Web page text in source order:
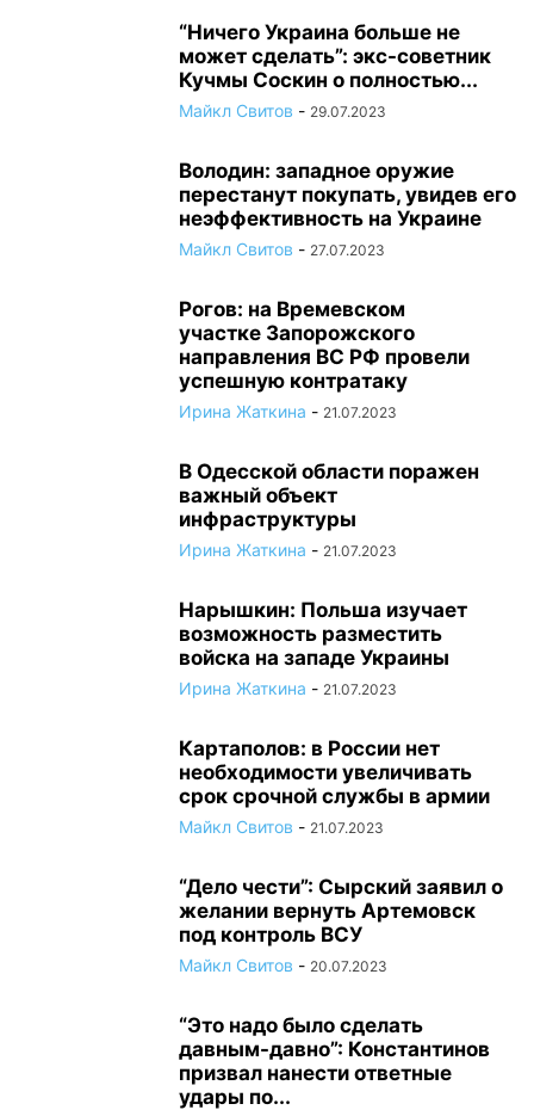
“Ничего Украина больше не
может сделать”: экс-советник
Кучмы Соскин о полностью...
Майкл Свитов - 29.07.2023
Володин: западное оружие
перестанут покупать, увидев его
неэффективность на Украине
Майкл Свитов - 27.07.2023
Рогов: на Времевском
участке Запорожского
направления ВС РФ провели
успешную контратаку
Ирина Жаткина - 21.07.2023
В Одесской области поражен
важный объект
инфраструктуры
Ирина Жаткина - 21.07.2023
Нарышкин: Польша изучает
возможность разместить
войска на западе Украины
Ирина Жаткина - 21.07.2023
Картаполов: в России нет
необходимости увеличивать
срок срочной службы в армии
Майкл Свитов - 21.07.2023
“Дело чести”: Сырский заявил о
желании вернуть Артемовск
под контроль ВСУ
Майкл Свитов - 20.07.2023
“Это надо было сделать
давным-давно”: Константинов
призвал нанести ответные
удары по...